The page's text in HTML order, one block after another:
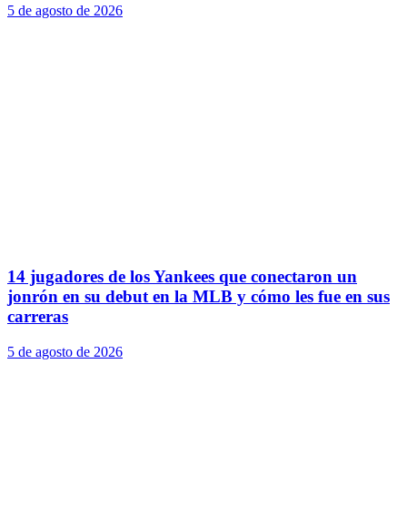
5 de agosto de 2026
14 jugadores de los Yankees que conectaron un
jonrón en su debut en la MLB y cómo les fue en sus
carreras
5 de agosto de 2026